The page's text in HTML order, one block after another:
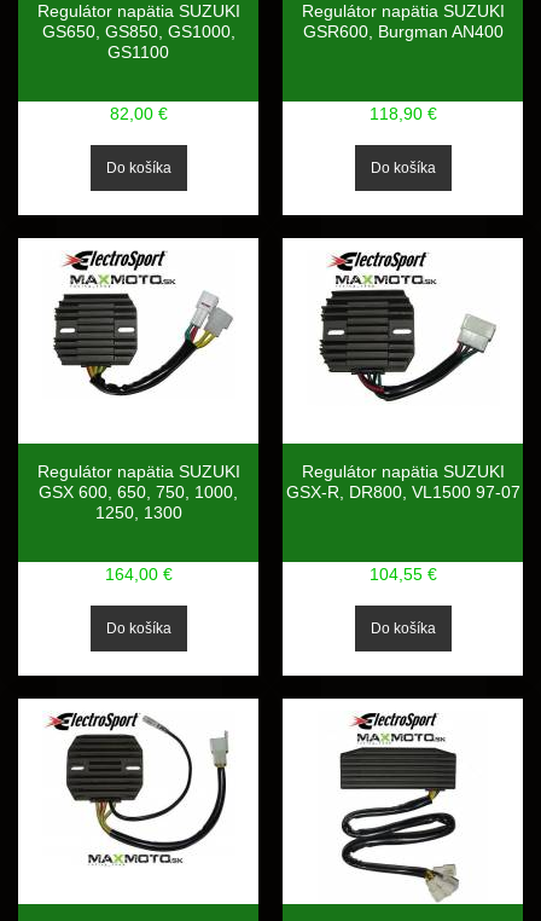
Regulátor napätia SUZUKI
GS650, GS850, GS1000,
GS1100
82,00 €
Regulátor napätia SUZUKI
GSR600, Burgman AN400
118,90 €
Regulátor napätia SUZUKI
GSX 600, 650, 750, 1000,
1250, 1300
164,00 €
Regulátor napätia SUZUKI
GSX-R, DR800, VL1500 97-07
104,55 €